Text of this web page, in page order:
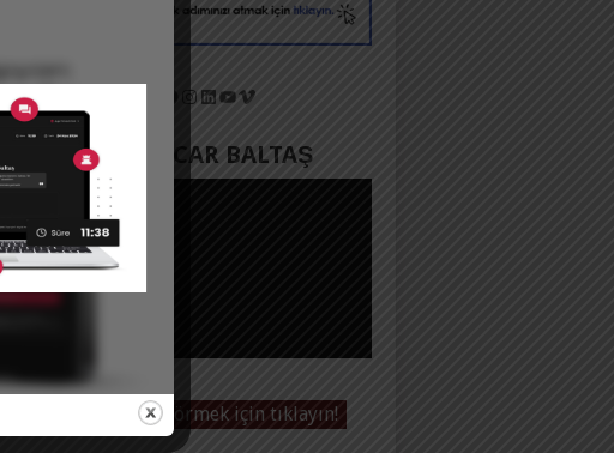
Facebook
Instagram
LinkedIn
YouTube
Vimeo
MEDYADA ACAR BALTAŞ
Tüm Videoları görmek için tıklayın!